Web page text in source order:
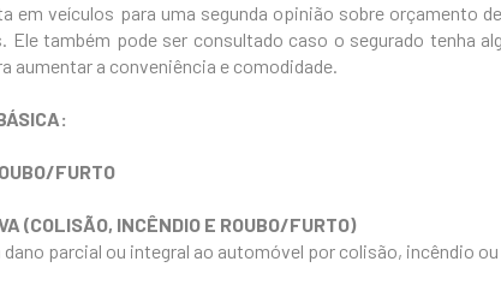
em veículos para uma segunda opinião sobre orçamento
Ele também pode ser consultado caso o segurado tenha
aumentar a conveniência e comodidade.
FURTO
(COLISÃO, INCÊNDIO E ROUBO/FURTO)
dano parcial ou integral ao automóvel por colisão, incêndio